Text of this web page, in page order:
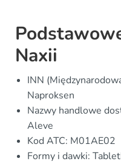
Naxii
INN
Naproksen
Nazwy handlowe
Aleve
Kod ATC: M01AE02
Formy i dawki: